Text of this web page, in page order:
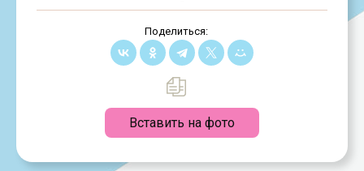
Поделиться:
Вставить на фото